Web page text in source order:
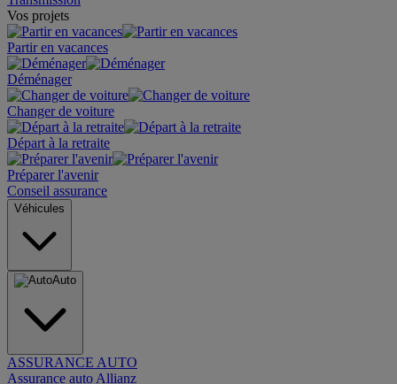
Vos projets
Partir en vacances
Déménager
Changer de voiture
Départ à la retraite
Préparer l'avenir
Conseil assurance
Véhicules
Auto
ASSURANCE AUTO
Assurance auto Allianz